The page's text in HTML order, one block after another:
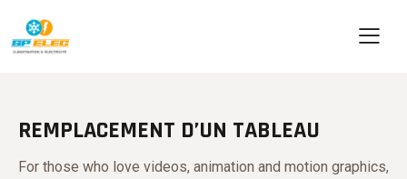
REMPLACEMENT D’UN TABLEAU
For those who love videos, animation and motion graphics,